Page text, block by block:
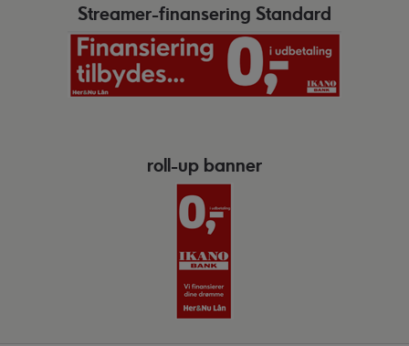
Streamer-finansering Standard
roll-up banner